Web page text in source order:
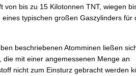
von bis zu 15 Kilotonnen TNT, wiegen
typischen großen Gaszylinders für
beschriebenen Atomminen ließen
mit einer angemessenen Menge an
nicht zum Einsturz gebracht werden